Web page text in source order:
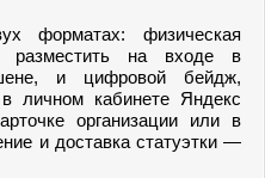
форматах: физическая
разместить на входе в
и цифровой бейдж,
личном кабинете Яндекс
организации или в
и доставка статуэтки —